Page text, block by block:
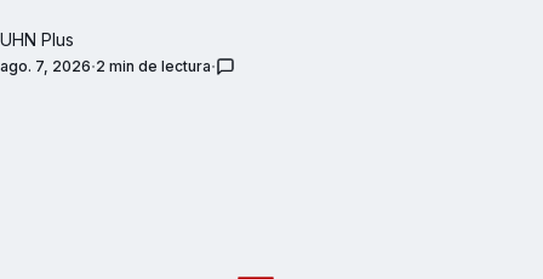
UHN Plus
ago. 7, 2026 2 min de lectura